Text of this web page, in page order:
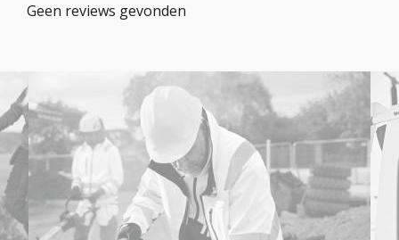
Geen reviews gevonden